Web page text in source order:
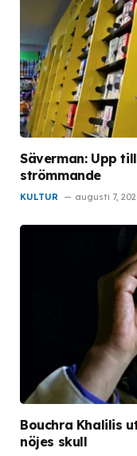
Säverman: Upp
strömmande
KULTUR augusti 7,
Bouchra Khalilis
nöjes skull